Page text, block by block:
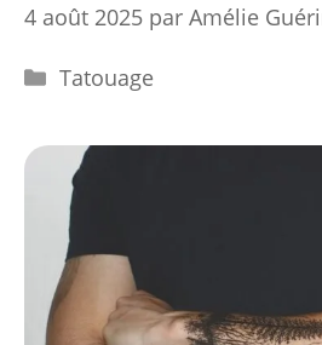
4 août 2025 par Amélie
Catégories
Tatouage